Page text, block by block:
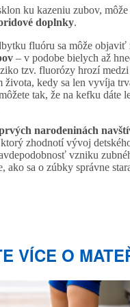
ku kazeniu zubov,
doplnky.
fluóru sa môže objaviť
– v podobe bielych až
tzv. fluorózy hrozí
života, kedy sa len vyvíja
tak, že na kefku dáte
narodeninách
ktorý zhodnotí vývoj
vzniku
ako sa o zúbky správne
VÍCE O